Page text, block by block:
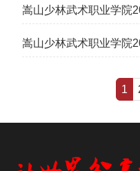
嵩山少林武术职业学院
嵩山少林武术职业学院
1